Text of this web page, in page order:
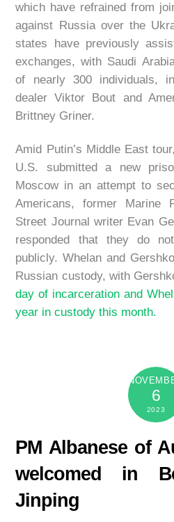
which have refrained from
against Russia over the
states have previously
exchanges, with Saudi
of nearly 300 individuals,
dealer Viktor Bout and
Brittney Griner.
Amid Putin’s Middle East
U.S. submitted a new
Moscow in an attempt to
Americans, former Marine
Street Journal writer Evan
responded that they do
publicly. Whelan and
Russian custody, with
day of incarceration and
year in custody this month.
6
2023
PM Albanese of
welcomed in
Jinping